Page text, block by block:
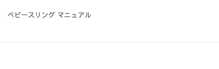
ベビースリング マニュアル